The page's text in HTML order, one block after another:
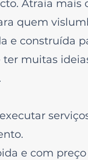
Atraia mais
quem
e construída
muitas
e com